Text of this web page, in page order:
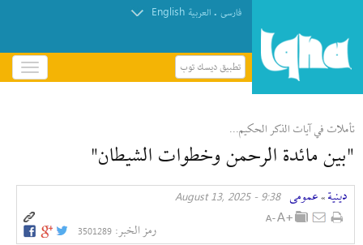
فارسی . العربیة English
تطبيق ديسك توب
باز
و
تأملات في آيات الذكر الحكيم...
"بين مائدة الرحمن وخطوات الشيطان"
دينية » عمومی 9:38 - August 13, 2025
رمز الخبر: 3501289